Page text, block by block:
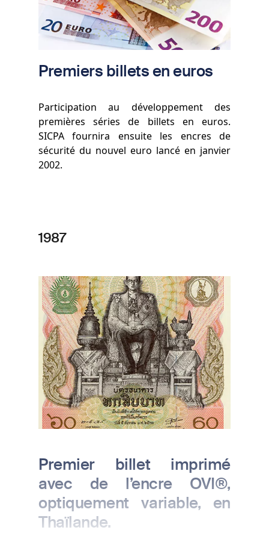
Premiers billets en euros
Participation au développement des
premières séries de billets en euros.
SICPA fournira ensuite les encres de
sécurité du nouvel euro lancé en janvier
2002.
1987
Premier billet imprimé
avec de l’encre OVI®,
optiquement variable, en
Thaïlande.
Image